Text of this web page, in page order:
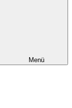
Menü